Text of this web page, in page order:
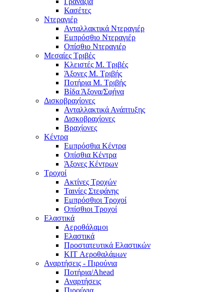
Κασέτες
Ντεραγιέρ
Ανταλλακτικά Ντεραγιέρ
Εμπρόσθιο Ντεραγιέρ
Οπίσθιο Ντεραγιέρ
Μεσαίες Τριβές
Κλειστές Μ. Τριβές
Άξονες Μ. Τριβής
Ποτήρια Μ. Τριβής
Βίδα Άξονα/Σφήνα
Δισκοβραχίονες
Ανταλλακτικά Ανάπτυξης
Δισκοβραχίονες
Βραχίονες
Κέντρα
Εμπρόσθια Κέντρα
Οπίσθια Κέντρα
Άξονες Κέντρων
Τροχοί
Ακτίνες Τροχών
Ταινίες Στεφάνης
Εμπρόσθιοι Τροχοί
Οπίσθιοι Τροχοί
Ελαστικά
Αεροθάλαμοι
Ελαστικά
Προστατευτικά Ελαστικών
KIT Αεροθαλάμων
Αναρτήσεις - Πιρούνια
Ποτήρια/Ahead
Αναρτήσεις
Πιρούνια